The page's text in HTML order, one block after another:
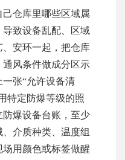
仓库里哪些区域属
致设备乱配、区域
安环一起，把仓库
风条件做成分区示
张“允许设备清
特定防爆等级的照
爆设备台账，至少
介质种类、温度组
用颜色或标签做醒